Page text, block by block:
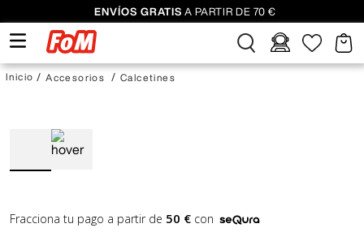
ENVÍOS GRATIS A PARTIR DE 70 €
Accesorios Calcetines
Fracciona tu pago a partir de 50 € con